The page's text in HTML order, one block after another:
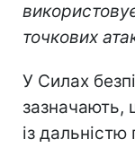
точкових
У Силах
зазначають,
із